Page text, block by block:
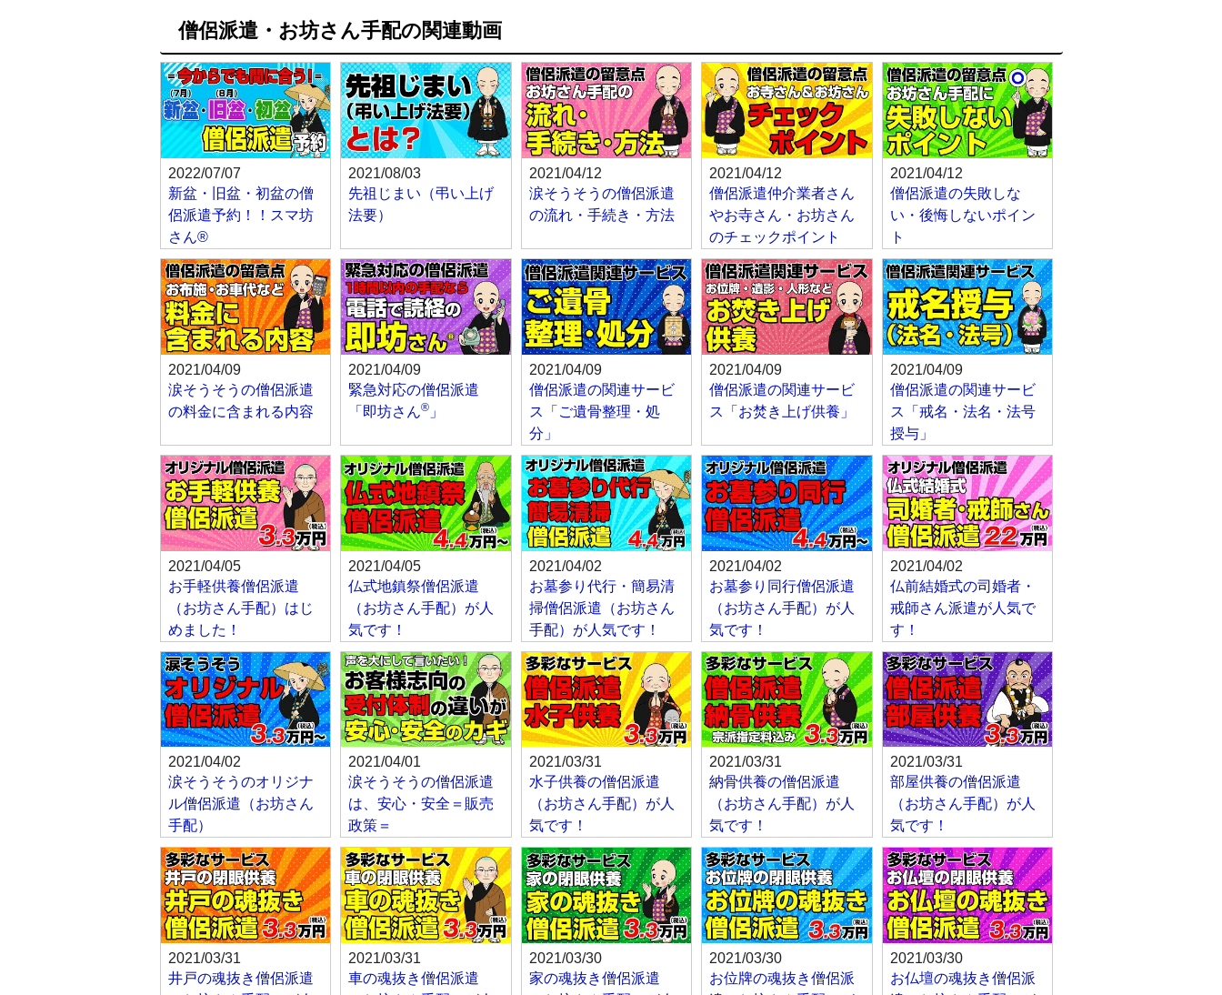
僧侶派遣・お坊さん手配の関連動画
2022/07/07
新盆・旧盆・初盆の僧
侶派遣予約！！スマ坊
さん®
2021/08/03
先祖じまい（弔い上げ
法要）
2021/04/12
涙そうそうの僧侶派遣
の流れ・手続き・方法
2021/04/12
僧侶派遣仲介業者さん
やお寺さん・お坊さん
のチェックポイント
2021/04/12
僧侶派遣の失敗しな
い・後悔しないポイン
ト
2021/04/09
涙そうそうの僧侶派遣
の料金に含まれる内容
2021/04/09
緊急対応の僧侶派遣
「即坊さん® 」
2021/04/09
僧侶派遣の関連サービ
ス「ご遺骨整理・処
分」
2021/04/09
僧侶派遣の関連サービ
ス「お焚き上げ供養」
2021/04/09
僧侶派遣の関連サービ
ス「戒名・法名・法号
授与」
2021/04/05
お手軽供養僧侶派遣
（お坊さん手配）はじ
めました！
2021/04/05
仏式地鎮祭僧侶派遣
（お坊さん手配）が人
気です！
2021/04/02
お墓参り代行・簡易清
掃僧侶派遣（お坊さん
手配）が人気です！
2021/04/02
お墓参り同行僧侶派遣
（お坊さん手配）が人
気です！
2021/04/02
仏前結婚式の司婚者・
戒師さん派遣が人気で
す！
2021/04/02
涙そうそうのオリジナ
ル僧侶派遣（お坊さん
手配）
2021/04/01
涙そうそうの僧侶派遣
は、安心・安全＝販売
政策＝
2021/03/31
水子供養の僧侶派遣
（お坊さん手配）が人
気です！
2021/03/31
納骨供養の僧侶派遣
（お坊さん手配）が人
気です！
2021/03/31
部屋供養の僧侶派遣
（お坊さん手配）が人
気です！
2021/03/31
井戸の魂抜き僧侶派遣
2021/03/31
車の魂抜き僧侶派遣
2021/03/30
家の魂抜き僧侶派遣
2021/03/30
お位牌の魂抜き僧侶派
2021/03/30
お仏壇の魂抜き僧侶派